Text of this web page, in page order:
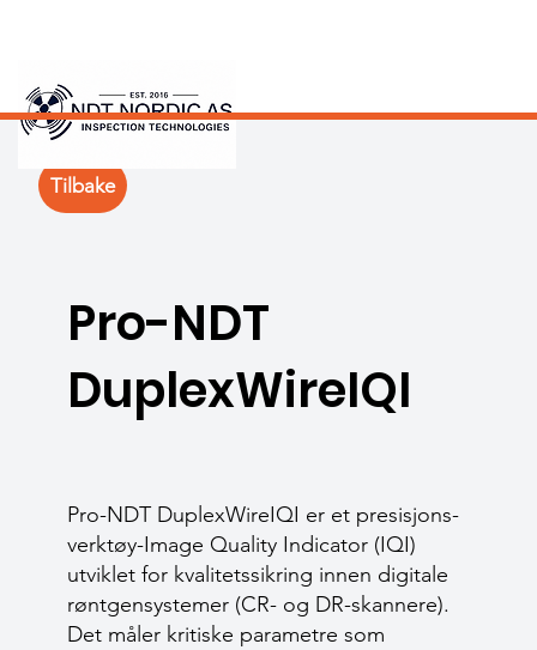
Pro-NDT
DuplexWireIQI
Pro-NDT DuplexWireIQI er et presisjons­
verktøy-Image Quality Indicator (IQI)
utviklet for kvalitetssikring innen digitale
røntgensystemer (CR- og DR-skannere).
Det måler kritiske parametre som
Tilbake